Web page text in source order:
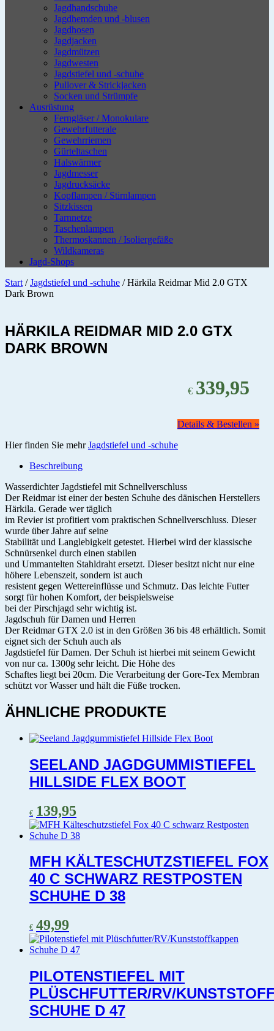
Jagdhandschuhe
Jagdhemden und -blusen
Jagdhosen
Jagdjacken
Jagdmützen
Jagdwesten
Jagdstiefel und -schuhe
Pullover & Strickjacken
Socken und Strümpfe
Ausrüstung
Ferngläser / Monokulare
Gewehrfutterale
Gewehrriemen
Gürteltaschen
Halswärmer
Jagdmesser
Jagdrucksäcke
Kopflampen / Stirnlampen
Sitzkissen
Tarnnetze
Taschenlampen
Thermoskannen / Isoliergefäße
Wildkameras
Jagd-Shops
Start /Jagdstiefel und -schuhe / Härkila Reidmar Mid 2.0 GTX
Dark Brown
HÄRKILA REIDMAR MID 2.0 GTX
DARK BROWN
€ 339,95
Details & Bestellen »
Hier finden Sie mehrJagdstiefel und -schuhe
Beschreibung
Wasserdichter Jagdstiefel mit Schnellverschluss
Der Reidmar ist einer der besten Schuhe des dänischen Herstellers
Härkila. Gerade wer täglich
im Revier ist profitiert vom praktischen Schnellverschluss. Dieser
wurde über Jahre auf seine
Stabilität und Langlebigkeit getestet. Hierbei wird der klassische
Schnürsenkel durch einen stabilen
und Ummantelten Stahldraht ersetzt. Dieser besitzt nicht nur eine
höhere Lebenszeit, sondern ist auch
resistent gegen Wettereinflüsse und Schmutz. Das leichte Futter
sorgt für hohen Komfort, der beispielsweise
bei der Pirschjagd sehr wichtig ist.
Jagdschuh für Damen und Herren
Der Reidmar GTX 2.0 ist in den Größen 36 bis 48 erhältlich. Somit
eignet sich der Schuh auch als
Jagdstiefel für Damen. Der Schuh ist hierbei mit seinem Gewicht
von nur ca. 1300g sehr leicht. Die Höhe des
Schaftes liegt bei 20cm. Die Verarbeitung der Gore-Tex Membran
schützt vor Wasser und hält die Füße trocken.
ÄHNLICHE PRODUKTE
SEELAND JAGDGUMMISTIEFEL
HILLSIDE FLEX BOOT
€ 139,95
MFH KÄLTESCHUTZSTIEFEL FOX
40 C SCHWARZ RESTPOSTEN
SCHUHE D 38
€ 49,99
PILOTENSTIEFEL MIT
PLÜSCHFUTTER/RV/
SCHUHE D 47